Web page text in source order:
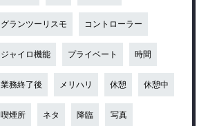
グランツーリスモ コントローラー
ジャイロ機能 プライベート 時間
業務終了後 メリハリ 休憩 休憩中
喫煙所 ネタ 降臨 写真